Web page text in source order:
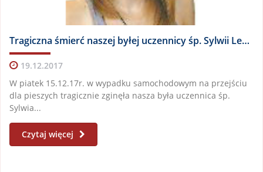
Tragiczna śmierć naszej byłej uczennicy śp. Sylwii Lewandowskiej
19.12.2017
W piatek 15.12.17r. w wypadku samochodowym na przejściu
dla pieszych tragicznie zginęła nasza była uczennica śp.
Sylwia...
Czytaj więcej